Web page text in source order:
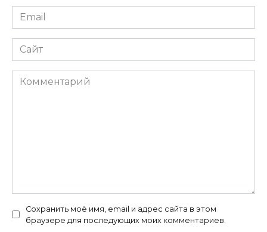
Email
*
Сайт
Комментарий
Сохранить моё имя, email и адрес сайта в этом
браузере для последующих моих комментариев.